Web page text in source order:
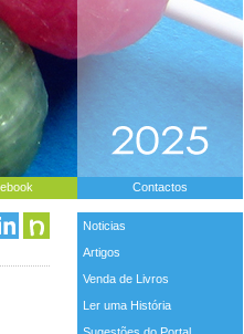
Contactos
Noticias
Artigos
Venda de Livros
Ler uma História